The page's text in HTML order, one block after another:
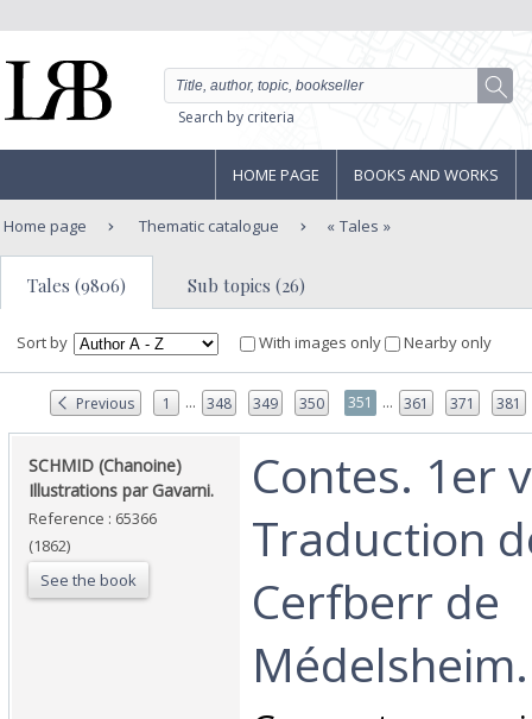
Search by criteria
HOME PAGE BOOKS AND WORKS
Home page Thematic catalogue Tales
Tales (9806) Sub topics (26)
Sort by With images only Nearby only
Previous 1 ... 348 349 350 351 ... 361 371 381
‎SCHMID (Chanoine)
Illustrations par Gavarni.‎
Reference : 65366
(1862)
See the book
‎Contes. 1er
Traduction
Cerfberr de
Médelsheim.‎